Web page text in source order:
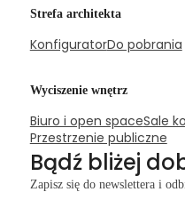
Strefa architekta
KonfiguratorDo pobrania
Wyciszenie wnętrz
Biuro i open spaceSale
Przestrzenie publiczne
Bądź bliżej
Zapisz się do newslettera i